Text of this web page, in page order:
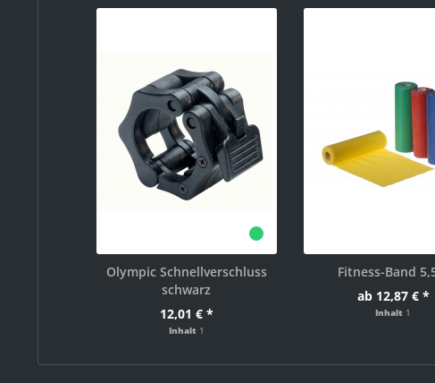
Olympic Schnellverschluss
schwarz
12,01 € *
Inhalt 1
Fitness-Band
ab 12,87 € *
Inhalt 1